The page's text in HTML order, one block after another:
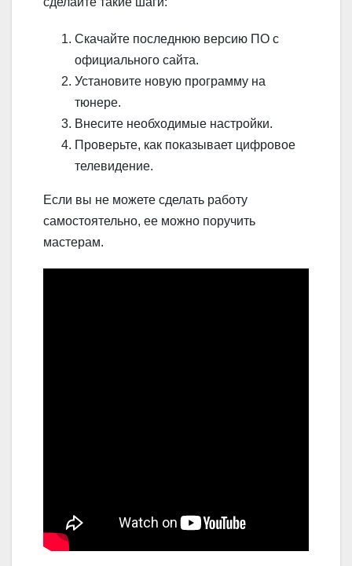
Скачайте последнюю версию ПО с
официального сайта.
Установите новую программу на
тюнере.
Внесите необходимые настройки.
Проверьте, как показывает цифровое
телевидение.
Если вы не можете сделать работу
самостоятельно, ее можно поручить
мастерам.